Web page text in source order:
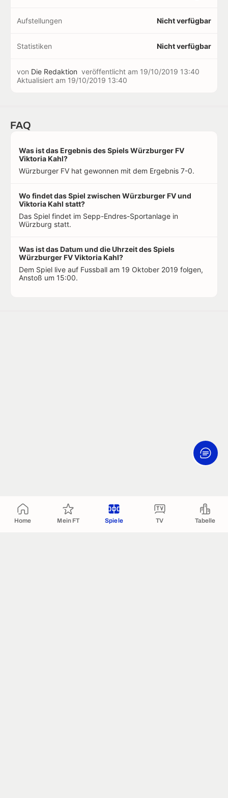
Home Mein FT Spiele TV Tabelle
Aufstellungen Nicht verfügbar
Statistiken Nicht verfügbar
von Die Redaktion veröffentlicht am 19/10/2019 13:40
Aktualisiert am 19/10/2019 13:40
FAQ
Was ist das Ergebnis des Spiels Würzburger FV
Viktoria Kahl?
Würzburger FV hat gewonnen mit dem Ergebnis 7-0.
Wo findet das Spiel zwischen Würzburger FV und
Viktoria Kahl statt?
Das Spiel findet im Sepp-Endres-Sportanlage in
Würzburg statt.
Was ist das Datum und die Uhrzeit des Spiels
Würzburger FV Viktoria Kahl?
Dem Spiel live auf Fussball am 19 Oktober 2019 folgen,
Anstoß um 15:00.